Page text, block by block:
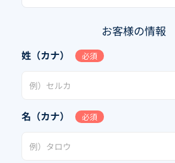
お客様の情報
姓（カナ） 必須
名（カナ） 必須